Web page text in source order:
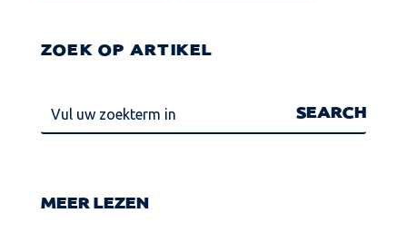
ZOEK OP ARTIKEL
MEER LEZEN